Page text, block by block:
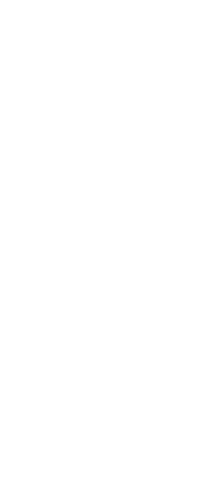
może poprawić
może
dotykają
lub zmniejszenie